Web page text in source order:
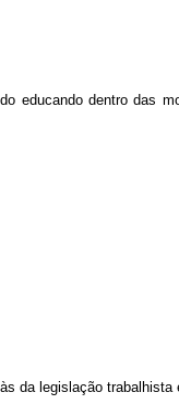
educando dentro das
da legislação trabalhista